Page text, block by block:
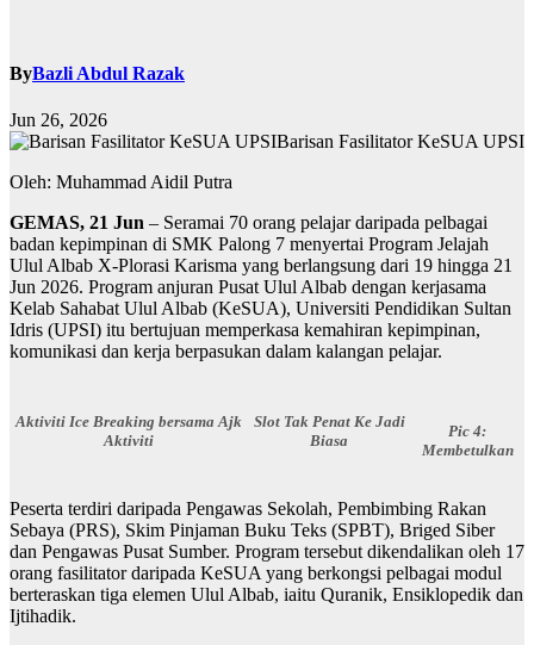
ByBazli Abdul Razak
Jun 26, 2026
Barisan Fasilitator KeSUA UPSI
Oleh: Muhammad Aidil Putra
GEMAS, 21 Jun – Seramai 70 orang pelajar daripada pelbagai
badan kepimpinan di SMK Palong 7 menyertai Program Jelajah
Ulul Albab X-Plorasi Karisma yang berlangsung dari 19 hingga 21
Jun 2026. Program anjuran Pusat Ulul Albab dengan kerjasama
Kelab Sahabat Ulul Albab (KeSUA), Universiti Pendidikan Sultan
Idris (UPSI) itu bertujuan memperkasa kemahiran kepimpinan,
komunikasi dan kerja berpasukan dalam kalangan pelajar.
Aktiviti Ice Breaking bersama Ajk
Aktiviti
Slot Tak Penat Ke Jadi
Biasa
Pic 4:
Membetulkan
Peserta terdiri daripada Pengawas Sekolah, Pembimbing Rakan
Sebaya (PRS), Skim Pinjaman Buku Teks (SPBT), Briged Siber
dan Pengawas Pusat Sumber. Program tersebut dikendalikan oleh 17
orang fasilitator daripada KeSUA yang berkongsi pelbagai modul
berteraskan tiga elemen Ulul Albab, iaitu Quranik, Ensiklopedik dan
Ijtihadik.